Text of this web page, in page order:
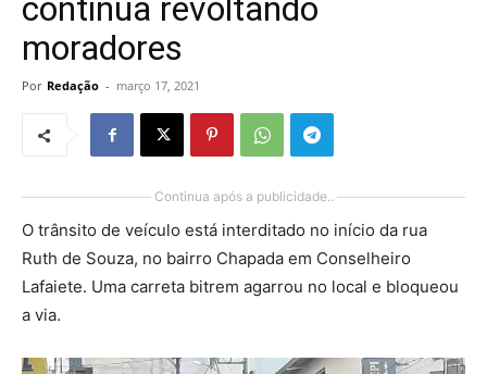
continua revoltando
moradores
Por Redação - março 17, 2021
Continua após a publicidade..
O trânsito de veículo está interditado no início da rua
Ruth de Souza, no bairro Chapada em Conselheiro
Lafaiete. Uma carreta bitrem agarrou no local e bloqueou
a via.